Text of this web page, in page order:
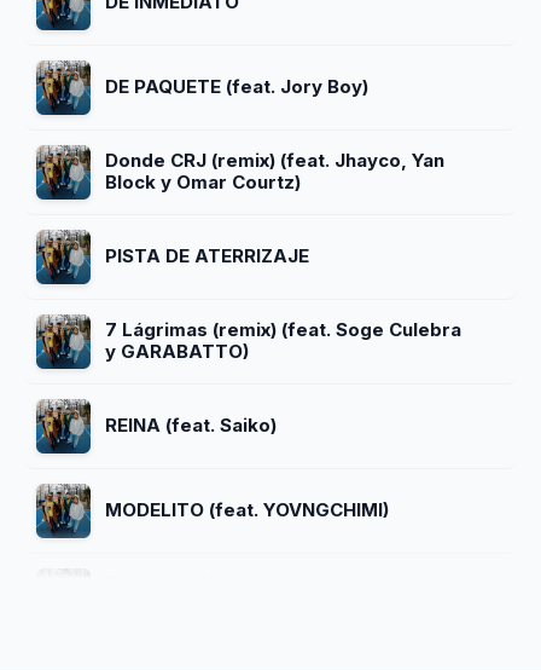
DE PAQUETE (feat. Jory Boy)
Donde CRJ (remix) (feat. Jhayco, Yan
Block y Omar Courtz)
PISTA DE ATERRIZAJE
7 Lágrimas (remix) (feat. Soge Culebra
y GARABATTO)
REINA (feat. Saiko)
MODELITO (feat. YOVNGCHIMI)